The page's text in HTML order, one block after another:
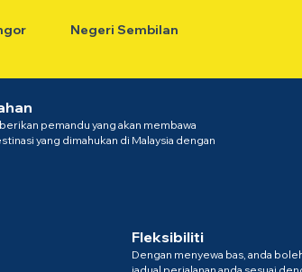
Negeri Sembilan
pemandu yang akan membawa
yang dimahukan di Malaysia dengan
Fleksibiliti
Dengan menyewa bas, anda